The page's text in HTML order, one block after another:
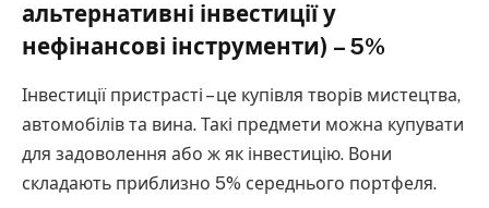
альтернативні інвестиції у
нефінансові інструменти) – 5%
Інвестиції пристрасті – це купівля творів мистецтва,
автомобілів та вина. Такі предмети можна купувати
для задоволення або ж як інвестицію. Вони
складають приблизно 5% середнього портфеля.